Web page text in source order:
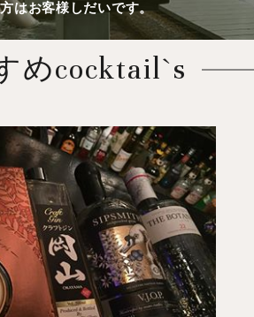
はお客様しだいです。
めcocktail`s